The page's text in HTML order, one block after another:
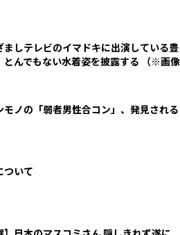
ましテレビのイマドキに出演している豊
とんでもない水着姿を披露する （※画像
モノの「弱者男性合コン」、発見される
ついて